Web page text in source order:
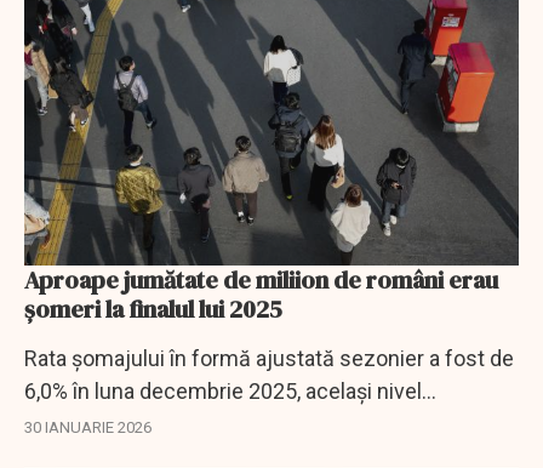
Aproape jumătate de miliion de români erau
șomeri la finalul lui 2025
Rata șomajului în formă ajustată sezonier a fost de
6,0% în luna decembrie 2025, același nivel
înregistrat și în luna precedentă, potrivit datelor
30 IANUARIE 2026